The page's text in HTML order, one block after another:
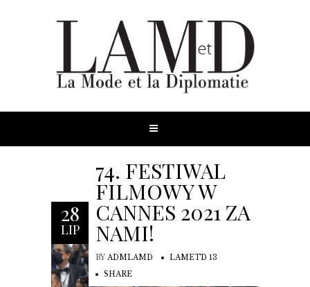
28
LIP
74. FESTIWAL
FILMOWY W
CANNES 2021 ZA
NAMI!
BY ADMLAMD
LAMETD 13
SHARE